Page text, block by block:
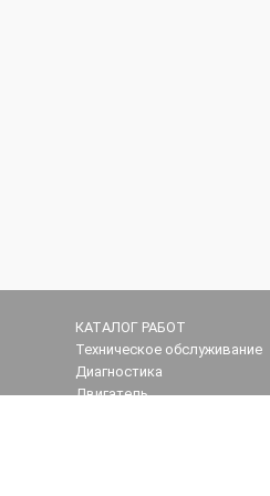
КАТАЛОГ РАБОТ
Техническое обслуживание
Диагностика
Двигатель